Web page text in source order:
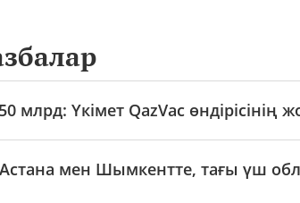
млрд: Үкімет QazVac өндірісінің
мен Шымкентте, тағы үш